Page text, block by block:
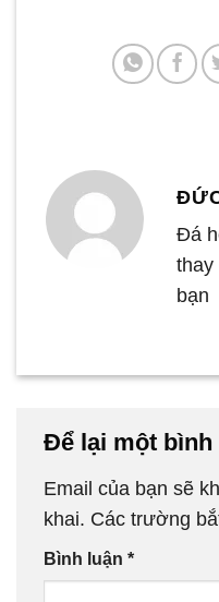
Đá
thay
bạn
Để lại một bình
Email của bạn sẽ
khai. Các trường
Bình luận *